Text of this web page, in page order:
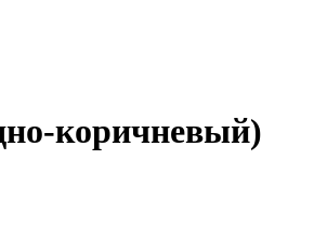
коричневый)